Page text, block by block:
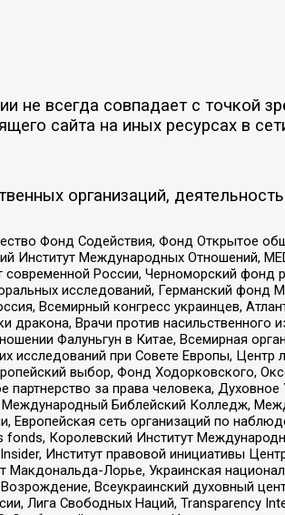
всегда совпадает с точкой
сайта на иных ресурсах в
организаций,
Фонд Содействия, Фонд Открытое
Международных Отношений,
России, Черноморский фонд
исследований, Германский фонд
Всемирный конгресс украинцев,
Врачи против насильственного
Фалуньгун в Китае, Всемирная
исследований при Совете Европы, Центр
выбор, Фонд Ходорковского,
за права человека, Духовное
Библейский Колледж,
Европейская сеть организаций по
Королевский Институт
Институт правовой инициативы
Макдональда-Лорье, Украинская
Всеукраинский духовный
Лига Свободных Наций, Transparеncy